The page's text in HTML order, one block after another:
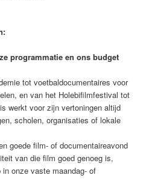
programmatie en ons budget
tot voetbaldocumentaires voor
en van het Holebifilmfestival tot
werkt voor zijn vertoningen altijd
scholen, organisaties of lokale
goede film- of documentaireavond
van die film goed genoeg is,
onze vaste maandag- of